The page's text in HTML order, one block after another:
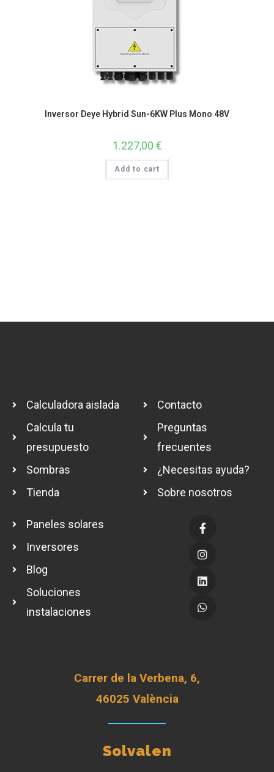
Inversor Deye Hybrid Sun-6KW Plus Mono 48V
1.227,00 €
Add to cart
Calculadora aislada
Calcula tu
presupuesto
Sombras
Tienda
Paneles solares
Inversores
Blog
Soluciones
instalaciones
Contacto
Preguntas
frecuentes
¿Necesitas ayuda?
Sobre nosotros
Carrer de la Verbena, 6,
46025 València
Solvalen